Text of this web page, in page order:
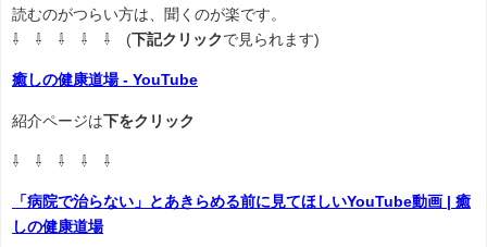
読むのがつらい方は、聞くのが楽です。
⇩ ⇩ ⇩ ⇩ ⇩ (下記クリックで見られます)
癒しの健康道場 - YouTube
紹介ページは下をクリック
⇩ ⇩ ⇩ ⇩ ⇩
「病院で治らない」とあきらめる前に見てほしいYouTube動画 | 癒
しの健康道場